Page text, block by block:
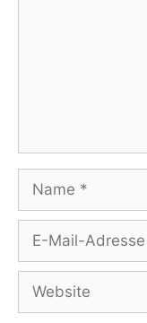
Name
Adresse
Website